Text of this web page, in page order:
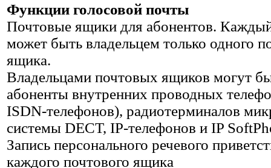
Функции голосовой почты
Почтовые ящики для абонентов.
может быть владельцем только одного
ящика.
Владельцами почтовых ящиков могут
абоненты внутренних проводных
ISDN-телефонов), радиотерминалов
системы DECT, IP-телефонов и IP
Запись персонального речевого
каждого почтового ящика